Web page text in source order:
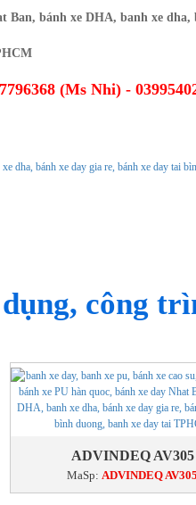
(Ms Nhi) -
công
ADVINDEQ AV305
MaSp:ADVINDEQ AV305